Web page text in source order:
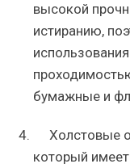
высокой
истиранию,
бумажные и
Холстовые
который